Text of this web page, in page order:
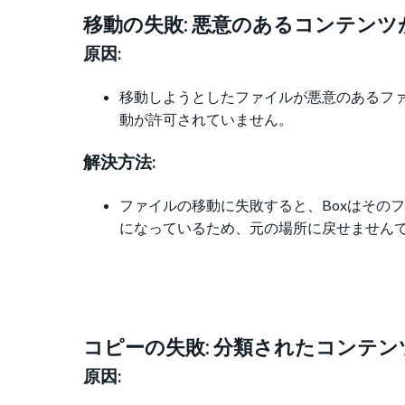
移動の失敗: 悪意のあるコンテン
原因:
移動しようとしたファイルが悪意のあるフ
動が許可されていません。
解決方法:
ファイルの移動に失敗すると、Boxはその
になっているため、元の場所に戻せません
コピーの失敗: 分類されたコンテ
原因: